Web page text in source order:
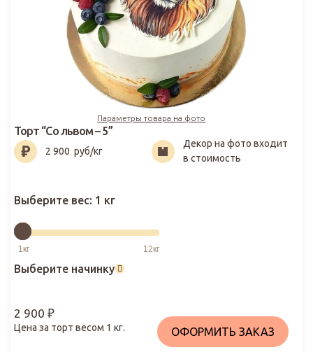
Параметры товара на фото
2 900₽
Торт “Со львом – 5”
2 900 руб/кг
Декор на фото входит
в стоимость
Выберите вес: 1 кг
Выберите начинку
2 900 ₽
Цена за торт весом 1 кг. ОФОРМИТЬ ЗАКАЗ